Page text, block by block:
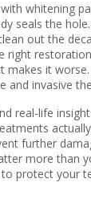
whitening
seals the
out the
right
makes it
and invasive
real-life
further
more than
protect your